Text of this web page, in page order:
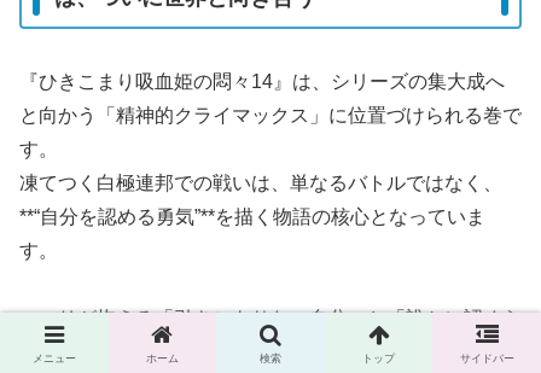
『ひきこまり吸血姫の悶々14』は、シリーズの集大成へ
と向かう「精神的クライマックス」に位置づけられる巻で
す。
凍てつく白極連邦での戦いは、単なるバトルではなく、
**“自分を認める勇気”**を描く物語の核心となっていま
す。
コマリが抱える「引きこもりたい自分」と「誰かに認めら
れたい自分」という矛盾は、多くの読者が共感できる現代
メニュー ホーム 検索 トップ サイドバー